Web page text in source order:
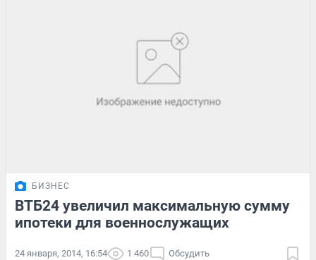
БИЗНЕС
ВТБ24 увеличил максимальную сумму
ипотеки для военнослужащих
24 января, 2014, 16:54 1 460 Обсудить